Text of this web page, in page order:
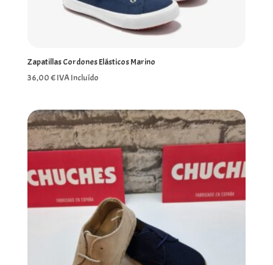
Zapatillas Cordones Elásticos Marino
36,00€IVA Incluído